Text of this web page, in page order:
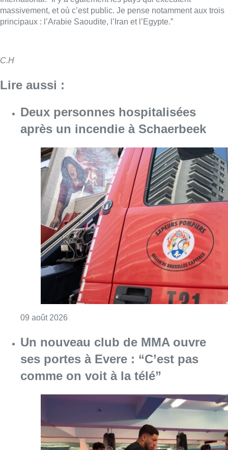
09 août 2026Consulter l'article "Deux personnes
Un nouveau club de MMA ouvre
ses portes à Evere : “C’est pas
comme on voit à la télé”
08 août 2026Consulter l'article "Un nouveau club de